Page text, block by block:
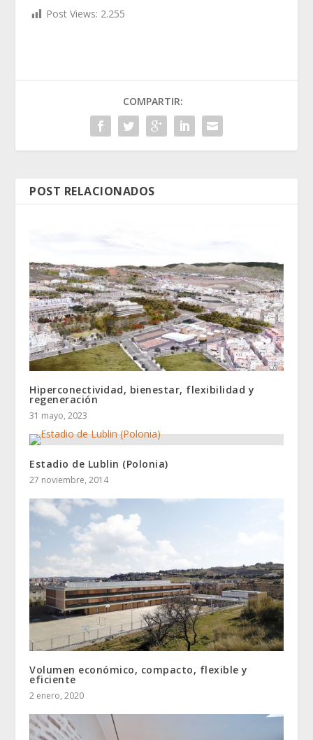
Post Views: 2.255
COMPARTIR:
POST RELACIONADOS
Hiperconectividad, bienestar, flexibilidad y
regeneración
31 mayo, 2023
Estadio de Lublin (Polonia)
27 noviembre, 2014
Volumen económico, compacto, flexible y
eficiente
2 enero, 2020